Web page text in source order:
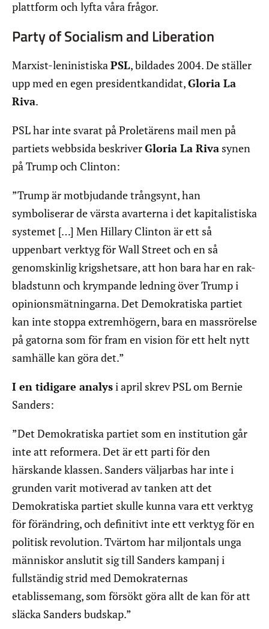
plattform och lyfta våra frågor.
Party of Socialism and Liberation
Marxist-leninistiskaPSL, bildades 2004. De ställer
upp med en egen presidentkandidat,Gloria La
Riva.
PSL har inte svarat på Proletärens mail men på
partiets webbsida beskriverGloria La Riva synen
på Trump och Clinton:
”Trump är motbjudande trångsynt, han
symboliserar de värsta avarterna i det kapitalistiska
systemet […] Men Hillary Clinton är ett så
uppenbart verktyg för Wall Street och en så
genomskinlig krigshetsare, att hon bara har en rak-
bladstunn och krympande ledning över Trump i
opinionsmätningarna. Det Demokratiska partiet
kan inte stoppa extremhögern, bara en massrörelse
på gatorna som för fram en vision för ett helt nytt
samhälle kan göra det.”
I en tidigare analysi april skrev PSL om Bernie
Sanders:
”Det Demokratiska partiet som en institution går
inte att reformera. Det är ett parti för den
härskande klassen. Sanders väljarbas har inte i
grunden varit motiverad av tanken att det
Demokratiska partiet skulle kunna vara ett verktyg
för förändring, och definitivt inte ett verktyg för en
politisk revolution. Tvärtom har miljontals unga
människor anslutit sig till Sanders kampanj i
fullständig strid med Demokraternas
etablissemang, som försökt göra allt de kan för att
släcka Sanders budskap.”